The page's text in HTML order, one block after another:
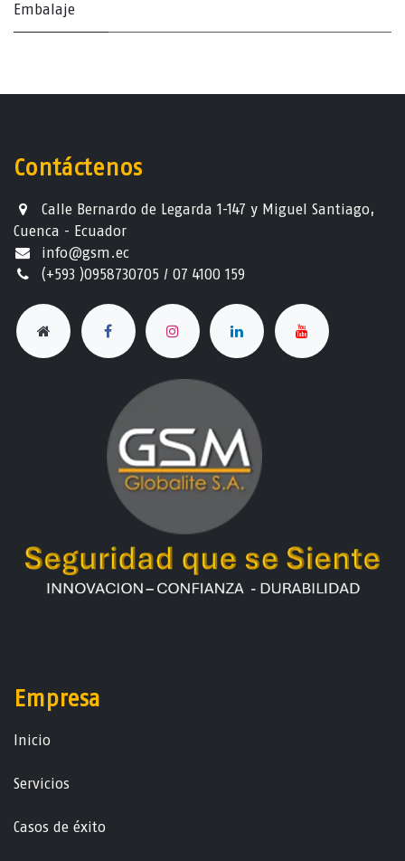
Embalaje
Contáctenos
Calle Bernardo de Legarda 1-147 y Miguel Santiago,
Cuenca - Ecuador
info@gsm.ec​
(+593 )0958730705 / 07 4100 159
Empresa
Ini​ci​o
Servicios
Casos de éxito